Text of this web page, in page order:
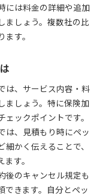
には料金の詳細や追加
ましょう。複数社の比
す。
は、サービス内容・料
ましょう。特に保険加
ックポイントです。
は、見積もり時にペッ
かく伝えることで、
す。
後のキャンセル規定も
できます。自分とペッ